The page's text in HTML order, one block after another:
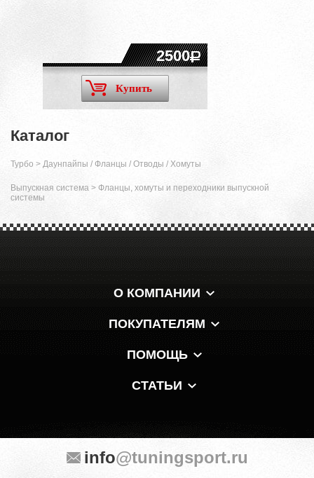
2500
Купить
Каталог
Турбо > Даунпайпы / Фланцы / Отводы / Хомуты
Выпускная система > Фланцы, хомуты и переходники выпускной
системы
О КОМПАНИИ
ПОКУПАТЕЛЯМ
ПОМОЩЬ
СТАТЬИ
info@tuningsport.ru